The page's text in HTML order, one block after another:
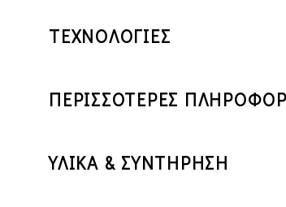
ΤΕΧΝΟΛΟΓΙΕΣ
ΠΕΡΙΣΣΟΤΕΡΕΣ
ΥΛΙΚΑ & ΣΥΝΤΗΡΗΣΗ